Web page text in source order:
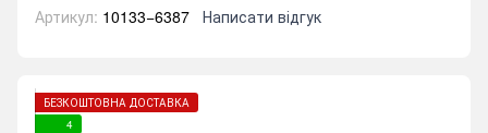
Артикул: 10133−6387 Написати відгук
БЕЗКОШТОВНА ДОСТАВКА
4